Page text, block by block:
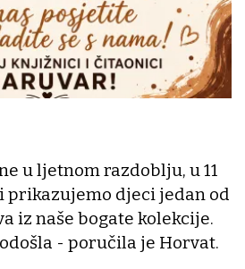
u ljetnom razdoblju, u 11
prikazujemo djeci jedan od
iz naše bogate kolekcije.
- poručila je Horvat.